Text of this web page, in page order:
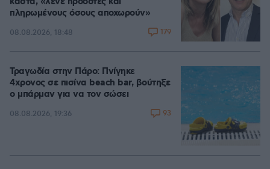
πληρωμένους όσους αποχωρούν»
08.08.2026, 18:48 179
Τραγωδία στην Πάρο: Πνίγηκε
4χρονος σε πισίνα beach bar, βούτηξε
ο μπάρμαν για να τον σώσει
08.08.2026, 19:36 93